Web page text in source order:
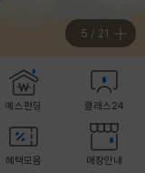
5 / 21
예스펀딩 클래스24
혜택모음 매장안내